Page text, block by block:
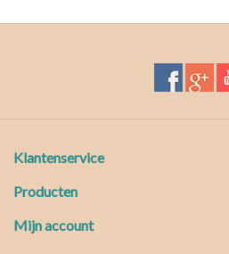
Klantenservice
Producten
Mijn account